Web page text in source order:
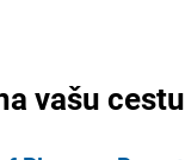
vašu cestu